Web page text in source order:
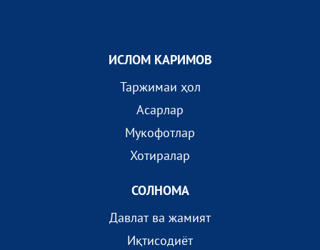
ИСЛОМ КАРИМОВ
Таржимаи ҳол
Асарлар
Мукофотлар
Хотиралар
СОЛНОМА
Давлат ва жамият
Иқтисодиёт